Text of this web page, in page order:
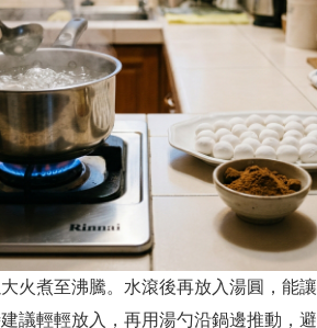
火煮至沸騰。水滾後再放入湯圓，能
議輕輕放入，再用湯勺沿鍋邊推動，避